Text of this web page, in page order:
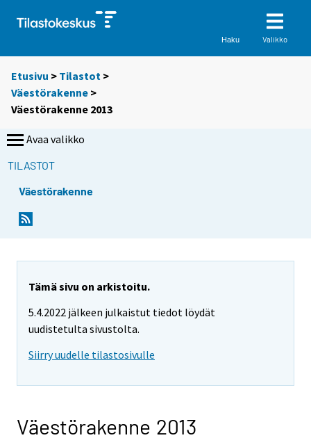
Haku Valikko
Etusivu > Tilastot >
Väestörakenne >
Väestörakenne 2013
Avaa valikko
TILASTOT
Väestörakenne
Tämä sivu on arkistoitu.
5.4.2022 jälkeen julkaistut tiedot löydät
uudistetulta sivustolta.
Siirry uudelle tilastosivulle
Väestörakenne 2013